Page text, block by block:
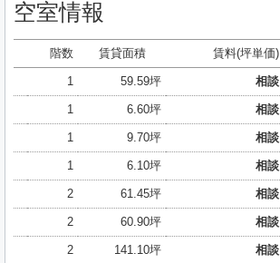
空室情報
階数 賃貸面積 賃料(坪単価)
1 59.59坪 相談
1 6.60坪 相談
1 9.70坪 相談
1 6.10坪 相談
2 61.45坪 相談
2 60.90坪 相談
2 141.10坪 相談